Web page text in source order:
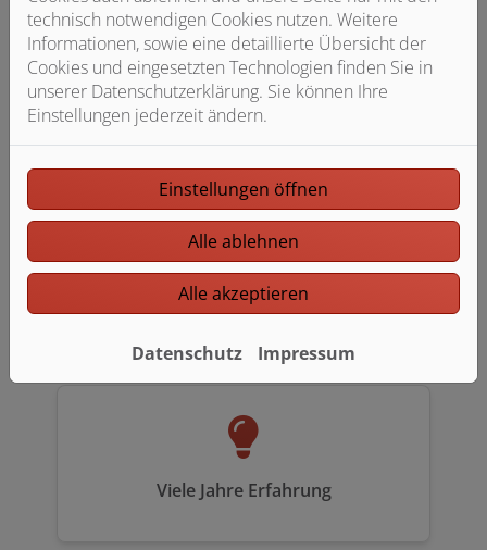
Gute Gründe für Johannes Tlattla
Heizung Sanitär
Anerkannter Fachbetrieb
Viele Jahre Erfahrung
technisch notwendigen Cookies nutzen. Weitere
Informationen, sowie eine detaillierte Übersicht der
Cookies und eingesetzten Technologien finden Sie in
unserer Datenschutzerklärung. Sie können Ihre
Einstellungen jederzeit ändern.
Einstellungen öffnen
Alle ablehnen
Alle akzeptieren
Datenschutz Impressum